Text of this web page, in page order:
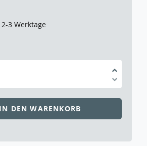
3 Werktage
IN DEN WARENKORB